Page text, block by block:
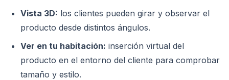
Vista 3D: los clientes pueden girar y observar el
producto desde distintos ángulos.
Ver en tu habitación: inserción virtual del
producto en el entorno del cliente para comprobar
tamaño y estilo.